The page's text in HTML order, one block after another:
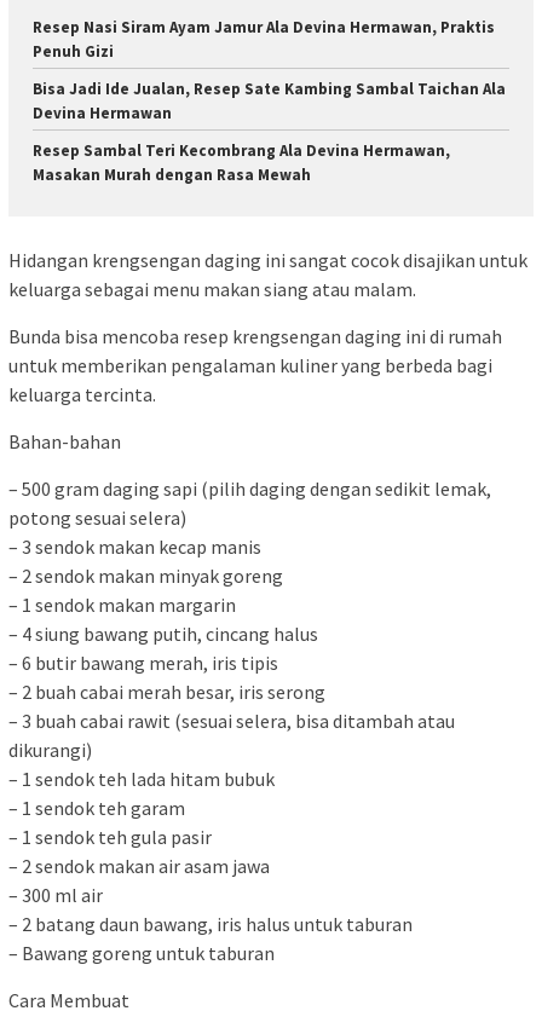
Resep Nasi Siram Ayam Jamur Ala Devina Hermawan, Praktis
Penuh Gizi
Bisa Jadi Ide Jualan, Resep Sate Kambing Sambal Taichan Ala
Devina Hermawan
Resep Sambal Teri Kecombrang Ala Devina Hermawan,
Masakan Murah dengan Rasa Mewah
Hidangan krengsengan daging ini sangat cocok disajikan untuk
keluarga sebagai menu makan siang atau malam.
Bunda bisa mencoba resep krengsengan daging ini di rumah
untuk memberikan pengalaman kuliner yang berbeda bagi
keluarga tercinta.
Bahan-bahan
– 500 gram daging sapi (pilih daging dengan sedikit lemak,
potong sesuai selera)
– 3 sendok makan kecap manis
– 2 sendok makan minyak goreng
– 1 sendok makan margarin
– 4 siung bawang putih, cincang halus
– 6 butir bawang merah, iris tipis
– 2 buah cabai merah besar, iris serong
– 3 buah cabai rawit (sesuai selera, bisa ditambah atau
dikurangi)
– 1 sendok teh lada hitam bubuk
– 1 sendok teh garam
– 1 sendok teh gula pasir
– 2 sendok makan air asam jawa
– 300 ml air
– 2 batang daun bawang, iris halus untuk taburan
– Bawang goreng untuk taburan
Cara Membuat